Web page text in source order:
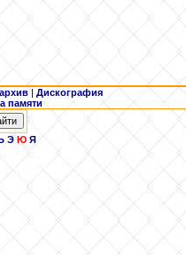
| Дискография
памяти
Э Ю Я